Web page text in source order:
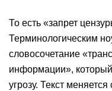
То есть «запрет
Терминологическим
словосочетание
информации»,
угрозу. Текст